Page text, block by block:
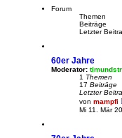
Forum
Themen
Beiträge
Letzter
60er Jahre
Moderator:
1 Themen
17 Beiträge
Letzter
von mampfi
Mi 11. Mär